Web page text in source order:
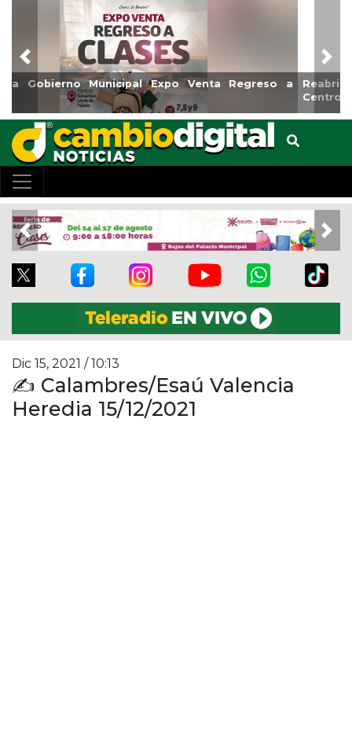
Reabrirá Coatzacoalcos la Alberca Semiolímpica Zona
Previous
Previous
Dic 15, 2021 / 10:13
✍️ Calambres/Esaú Valencia
Heredia 15/12/2021